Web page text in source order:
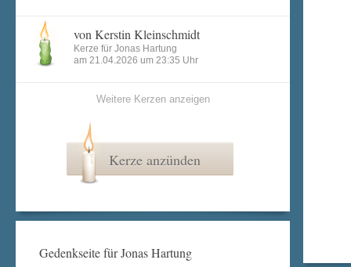
von Kerstin Kleinschmidt
Kerze für Jonas Hartung
am 21.04.2026 um 23:35 Uhr
Weitere Kerzen anzeigen
Kerze anzünden
Gedenkseite für Jonas Hartung